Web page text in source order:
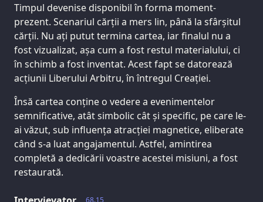
Timpul devenise disponibil în forma moment-
prezent. Scenariul cărții a mers lin, până la sfârșitul
cărții. Nu ați putut termina cartea, iar finalul nu a
fost vizualizat, așa cum a fost restul materialului, ci
în schimb a fost inventat. Acest fapt se datorează
acțiunii Liberului Arbitru, în întregul Creației.
Însă cartea conține o vedere a evenimentelor
semnificative, atât simbolic cât și specific, pe care le-
ai văzut, sub influența atracției magnetice, eliberate
când s-a luat angajamentul. Astfel, amintirea
completă a dedicării voastre acestei misiuni, a fost
restaurată.
68.15